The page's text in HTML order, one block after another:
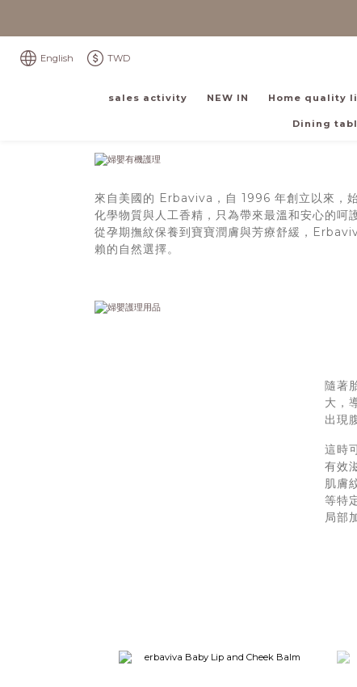
English TWD
sales activity NEW IN Home quality
Dining
來自美國的 Erbaviva，自 1996 年創立以來，
化學物質與人工香精，只為帶來最溫和安心的呵護
從孕期撫紋保養到寶寶潤膚與芳療舒緩，
賴的自然選擇。
隨著
大，
出現
這時
有效
肌膚
等特
局部